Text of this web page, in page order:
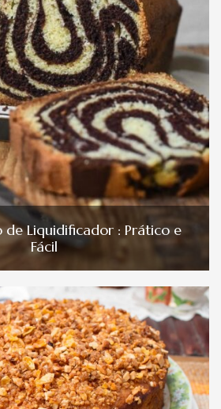
de Liquidificador : Prático e
Fácil